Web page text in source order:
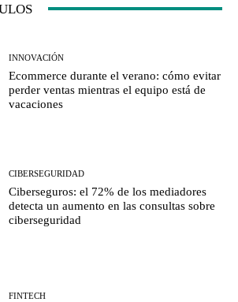
INNOVACIÓN
Ecommerce durante el verano: cómo evitar
perder ventas mientras el equipo está de
vacaciones
CIBERSEGURIDAD
Ciberseguros: el 72% de los mediadores
detecta un aumento en las consultas sobre
ciberseguridad
FINTECH